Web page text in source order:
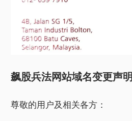
飙股兵法网站域名变更声明
尊敬的用户及相关各方：